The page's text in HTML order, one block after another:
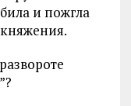
и пожгла